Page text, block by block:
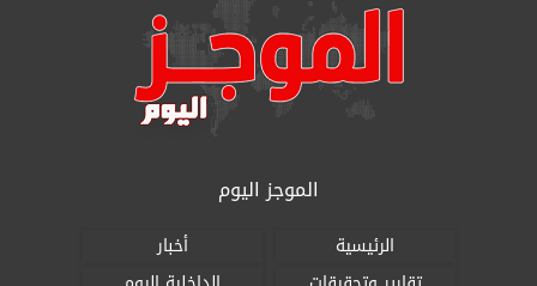
الموجز اليوم
الرئيسية
أخبار